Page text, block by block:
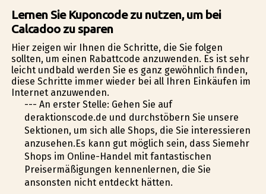
Lernen Sie Kuponcode zu nutzen, um bei
Calcadoo zu sparen
Hier zeigen wir Ihnen die Schritte, die Sie folgen
sollten, um einen Rabattcode anzuwenden. Es ist sehr
leicht undbald werden Sie es ganz gewöhnlich finden,
diese Schritte immer wieder bei all Ihren Einkäufen im
Internet anzuwenden.
--- An erster Stelle: Gehen Sie auf
deraktionscode.de und durchstöbern Sie unsere
Sektionen, um sich alle Shops, die Sie interessieren
anzusehen.Es kann gut möglich sein, dass Siemehr
Shops im Online-Handel mit fantastischen
Preisermäßigungen kennenlernen, die Sie
ansonsten nicht entdeckt hätten.